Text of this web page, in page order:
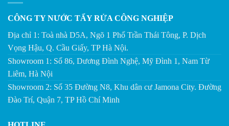
CÔNG TY NƯỚC TẨY RỬA CÔNG NGHIỆP
Địa chỉ 1: Toà nhà D5A, Ngõ 1 Phố Trần Thái Tông, P. Dịch
Vọng Hậu, Q. Cầu Giấy, TP Hà Nội.
Showroom 1: Số 86, Dương Đình Nghệ, Mỹ Đình 1, Nam Từ
Liêm, Hà Nội
Showroom 2: Số 35 Đường N8, Khu dân cư Jamona City. Đường
Đào Trí, Quận 7, TP Hồ Chí Minh